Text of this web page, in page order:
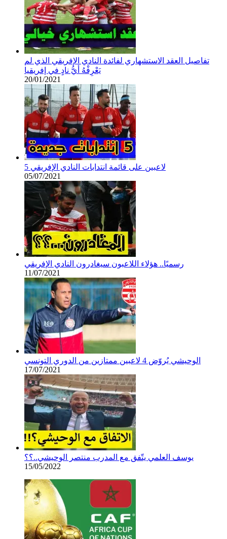
تفاصيل العقد الاستشهاري لفائدة النادي الإفريقي الذي لم
يَعْرِفْهُ أيُّ نادٍ في إفريقيا
20/01/2021
5 لاعبين على قائمة انتدابات النادي الإفريقي
05/07/2021
رسميًا.. هؤلاء اللاعبون سيغادرون النادي الإفريقي
11/07/2021
الوحيشي يُروّض 4 لاعبين ممتازين من الدوري التونسي
17/07/2021
يوسف العلمي يتّفق مع المدرب منتصر الوحيشي..؟؟
15/05/2022